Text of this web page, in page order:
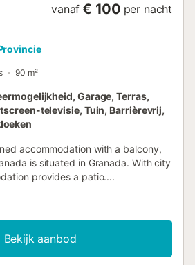
vanaf € 100 per nacht
90 m²
Garage, Terras,
televisie, Tuin, Barrièrevrij,
accommodation with a balcony,
is situated in Granada. With city
provides a patio....
Bekijk aanbod